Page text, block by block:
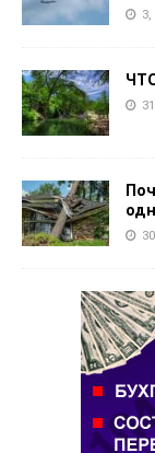
3,